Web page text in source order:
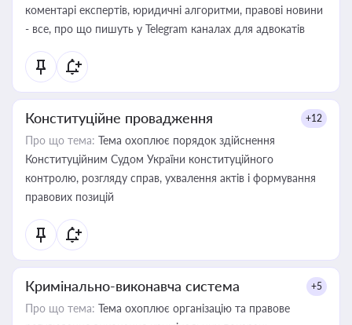
коментарі експертів, юридичні алгоритми, правові новини
- все, про що пишуть у Telegram каналах для адвокатів
Конституційне провадження +12
Про що тема: Тема охоплює порядок здійснення
Конституційним Судом України конституційного
контролю, розгляду справ, ухвалення актів і формування
правових позицій
Кримінально-виконавча система +5
Про що тема: Тема охоплює організацію та правове